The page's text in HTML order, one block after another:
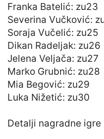
Franka Batelić: zu23
Severina Vučković:
Soraja Vučelić: zu25
Dikan Radeljak: zu26
Jelena Veljača: zu27
Marko Grubnić: zu28
Mia Begović: zu29
Luka Nižetić: zu30
Detalji nagradne